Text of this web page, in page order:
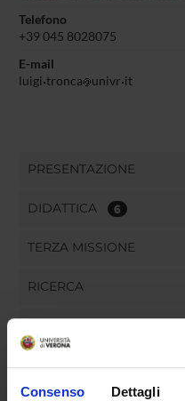
Consenso Dettagli
Telefono
+39 045 8028075
E-mail
luigi tronca univr it
PRESENTAZIONE
DIDATTICA 6
TERZA MISSIONE
RICERCA
PUBBLICAZIONI